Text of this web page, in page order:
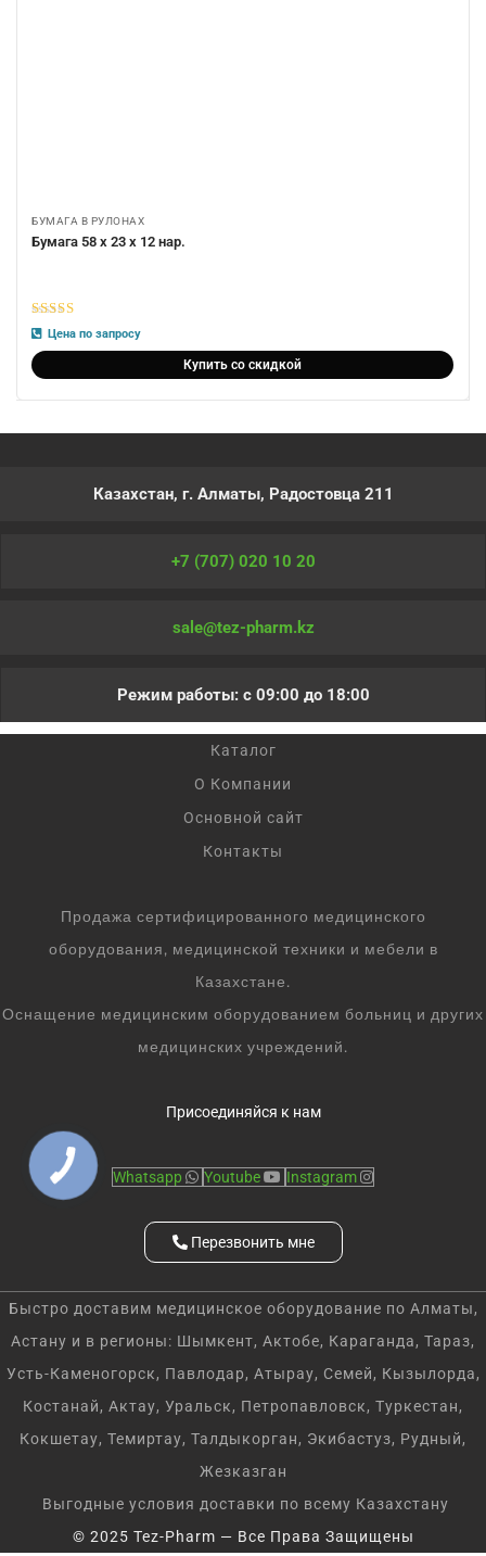
БУМАГА В РУЛОНАХ
Бумага 58 х 23 х 12 нар.
5из 5
Цена по запросу
Купить со скидкой
Казахстан, г. Алматы, Радостовца 211
+7 (707) 020 10 20
sale@tez-pharm.kz
Режим работы: с 09:00 до 18:00
Каталог
О Компании
Основной сайт
Контакты
Продажа сертифицированного медицинского
оборудования, медицинской техники и мебели в
Казахстане.
Оснащение медицинским оборудованием больниц и других
медицинских учреждений.
Присоединяйся к нам
Whatsapp Youtube Instagram
Перезвонить мне
Быстро доставим медицинское оборудование по Алматы,
Астану и в регионы: Шымкент, Актобе, Караганда, Тараз,
Усть-Каменогорск, Павлодар, Атырау, Семей, Кызылорда,
Костанай, Актау, Уральск, Петропавловск, Туркестан,
Кокшетау, Темиртау, Талдыкорган, Экибастуз, Рудный,
Жезказган
Выгодные условия доставки по всему Казахстану
© 2025 Tez-Pharm — Все Права Защищены